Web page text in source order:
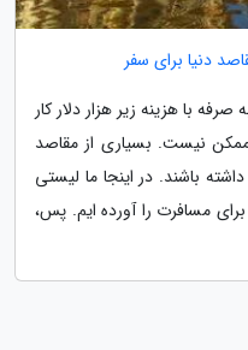
دنیا برای سفر
با هزینه زیر هزار دلار کار
نیست. بسیاری از مقاصد
باشند. در اینجا ما لیستی
مسافرت را آورده ایم. پس،